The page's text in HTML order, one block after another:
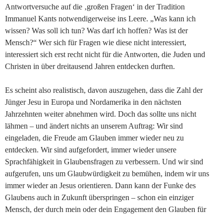
Antwortversuche auf die ‚großen Fragen‘ in der Tradition
Immanuel Kants notwendigerweise ins Leere. „Was kann ich
wissen? Was soll ich tun? Was darf ich hoffen? Was ist der
Mensch?“ Wer sich für Fragen wie diese nicht interessiert,
interessiert sich erst recht nicht für die Antworten, die Juden und
Christen in über dreitausend Jahren entdecken durften.
Es scheint also realistisch, davon auszugehen, dass die Zahl der
Jünger Jesu in Europa und Nordamerika in den nächsten
Jahrzehnten weiter abnehmen wird. Doch das sollte uns nicht
lähmen – und ändert nichts an unserem Auftrag: Wir sind
eingeladen, die Freude am Glauben immer wieder neu zu
entdecken. Wir sind aufgefordert, immer wieder unsere
Sprachfähigkeit in Glaubensfragen zu verbessern. Und wir sind
aufgerufen, uns um Glaubwürdigkeit zu bemühen, indem wir uns
immer wieder an Jesus orientieren. Dann kann der Funke des
Glaubens auch in Zukunft überspringen – schon ein einziger
Mensch, der durch mein oder dein Engagement den Glauben für